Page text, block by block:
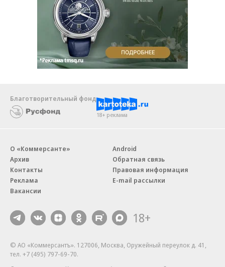
Благотворительный фонд
18+ реклама
О «Коммерсанте»
Архив
Контакты
Реклама
Вакансии
Android
Обратная связь
Правовая информация
E-mail рассылки
18+
© АО «Коммерсантъ». 127006, Москва, Оружейный переулок д. 41,
тел. +7 (495) 797-69-70.